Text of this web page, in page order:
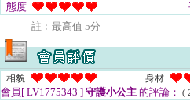
態度
註﹕最高值 5分
相貌 身材
會員[ LV1775343 ] 守護小公主 的評論： (